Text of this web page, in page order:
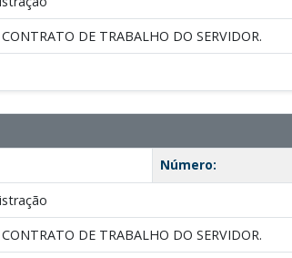
CONTRATO DE TRABALHO DO SERVIDOR.
Número:
CONTRATO DE TRABALHO DO SERVIDOR.